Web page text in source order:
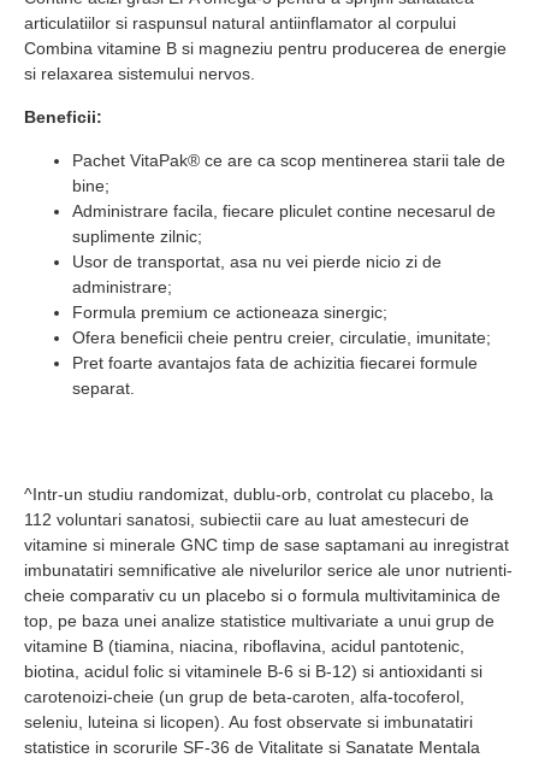
articulatiilor si raspunsul natural antiinflamator al corpului
Combina vitamine B si magneziu pentru producerea de energie
si relaxarea sistemului nervos.
Beneficii:
Pachet VitaPak® ce are ca scop mentinerea starii tale de
bine;
Administrare facila, fiecare pliculet contine necesarul de
suplimente zilnic;
Usor de transportat, asa nu vei pierde nicio zi de
administrare;
Formula premium ce actioneaza sinergic;
Ofera beneficii cheie pentru creier, circulatie, imunitate;
Pret foarte avantajos fata de achizitia fiecarei formule
separat.
^Intr-un studiu randomizat, dublu-orb, controlat cu placebo, la
112 voluntari sanatosi, subiectii care au luat amestecuri de
vitamine si minerale GNC timp de sase saptamani au inregistrat
imbunatatiri semnificative ale nivelurilor serice ale unor nutrienti-
cheie comparativ cu un placebo si o formula multivitaminica de
top, pe baza unei analize statistice multivariate a unui grup de
vitamine B (tiamina, niacina, riboflavina, acidul pantotenic,
biotina, acidul folic si vitaminele B-6 si B-12) si antioxidanti si
carotenoizi-cheie (un grup de beta-caroten, alfa-tocoferol,
seleniu, luteina si licopen). Au fost observate si imbunatatiri
statistice in scorurile SF-36 de Vitalitate si Sanatate Mentala